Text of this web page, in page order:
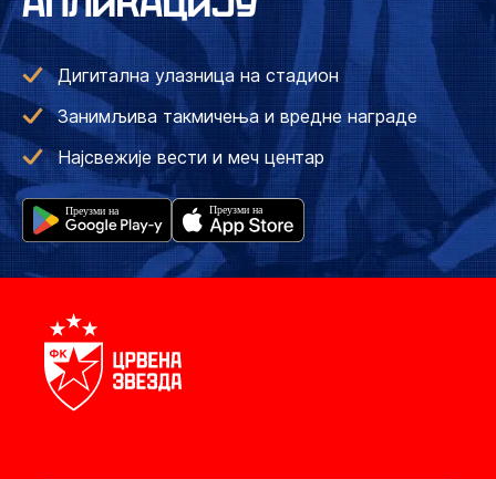
Дигитална улазница на стадион
Занимљива такмичења и вредне награде
Најсвежије вести и меч центар